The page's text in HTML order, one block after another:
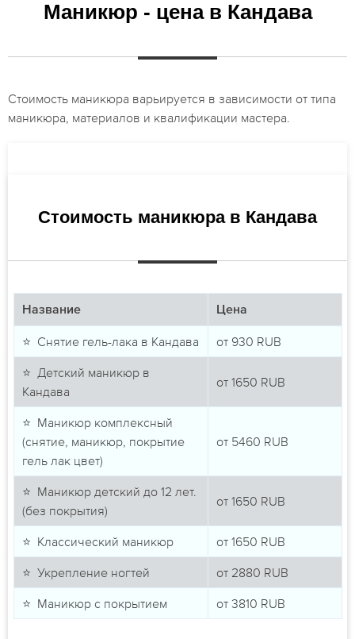
Маникюр - цена в Кандава
Стоимость маникюра варьируется в зависимости от типа
маникюра, материалов и квалификации мастера.
Стоимость маникюра в Кандава
Название Цена
⭐ Снятие гель-лака в Кандава от 930 RUB
⭐ Детский маникюр в
Кандава
от 1650 RUB
⭐ Маникюр комплексный
(снятие, маникюр, покрытие
гель лак цвет)
от 5460 RUB
⭐ Маникюр детский до 12 лет.
(без покрытия)
от 1650 RUB
⭐ Классический маникюр от 1650 RUB
⭐ Укрепление ногтей от 2880 RUB
⭐ Маникюр с покрытием от 3810 RUB